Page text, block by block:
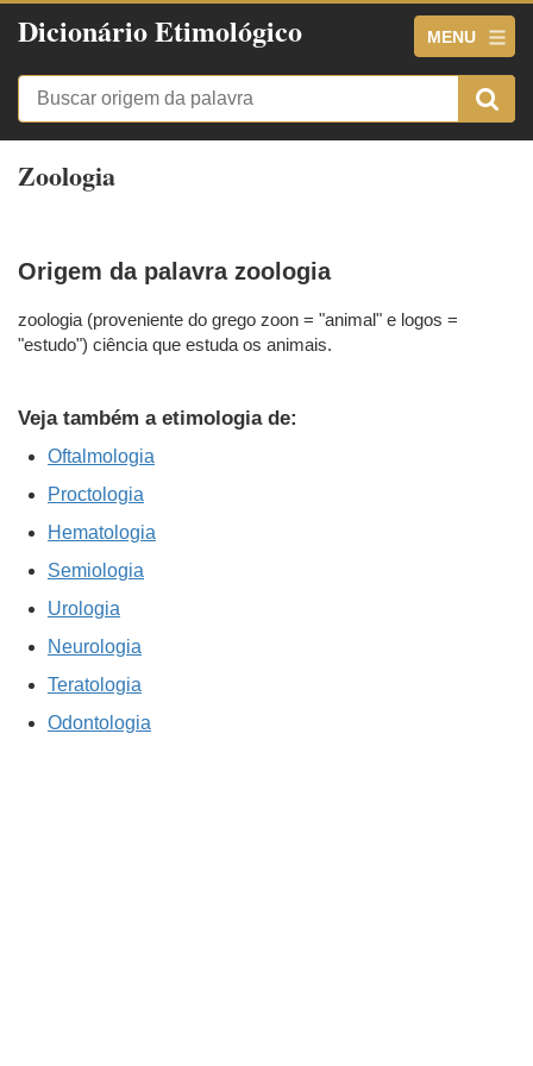
Dicionário Etimológico MENU
Zoologia
Origem da palavra zoologia
zoologia (proveniente do grego zoon = "animal" e logos =
"estudo") ciência que estuda os animais.
Veja também a etimologia de:
Oftalmologia
Proctologia
Hematologia
Semiologia
Urologia
Neurologia
Teratologia
Odontologia